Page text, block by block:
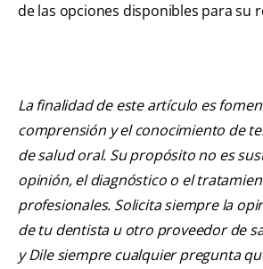
de las opciones disponibles para su
La finalidad de este artículo es
comprensión y el conocimiento de
de salud oral. Su propósito no es
opinión, el diagnóstico o el
profesionales. Solicita siempre la
de tu dentista u otro proveedor de
y Dile siempre cualquier pregunta